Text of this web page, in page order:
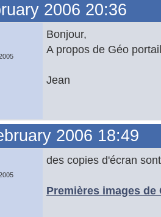
2006 20:36
Bonjour,
A propos de Géo
Jean
2006 18:49
des copies d'écran
Premières images